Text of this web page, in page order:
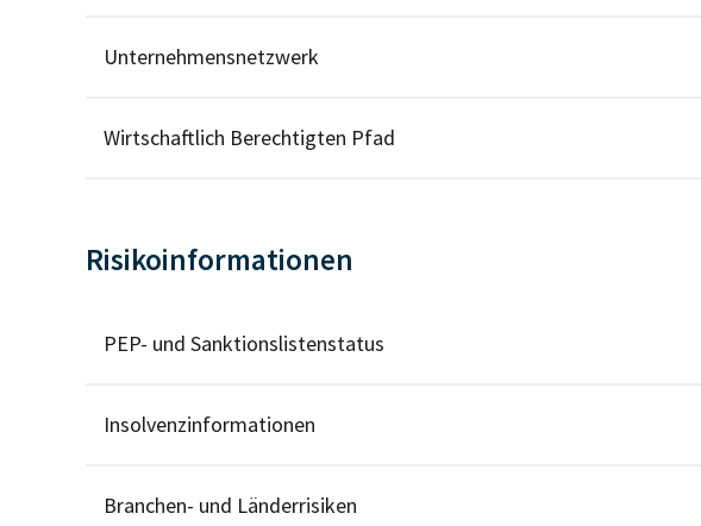
Unternehmensnetzwerk
Wirtschaftlich Berechtigten Pfad
Risikoinformationen
PEP- und Sanktionslistenstatus
Insolvenzinformationen
Branchen- und Länderrisiken